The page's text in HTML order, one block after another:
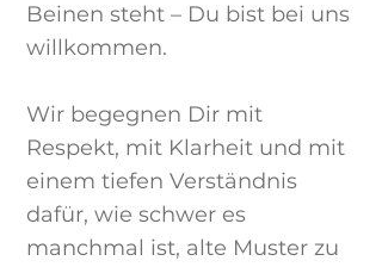
Beinen steht – Du bist bei uns
willkommen.
Wir begegnen Dir mit
Respekt, mit Klarheit und mit
einem tiefen Verständnis
dafür, wie schwer es
manchmal ist, alte Muster zu